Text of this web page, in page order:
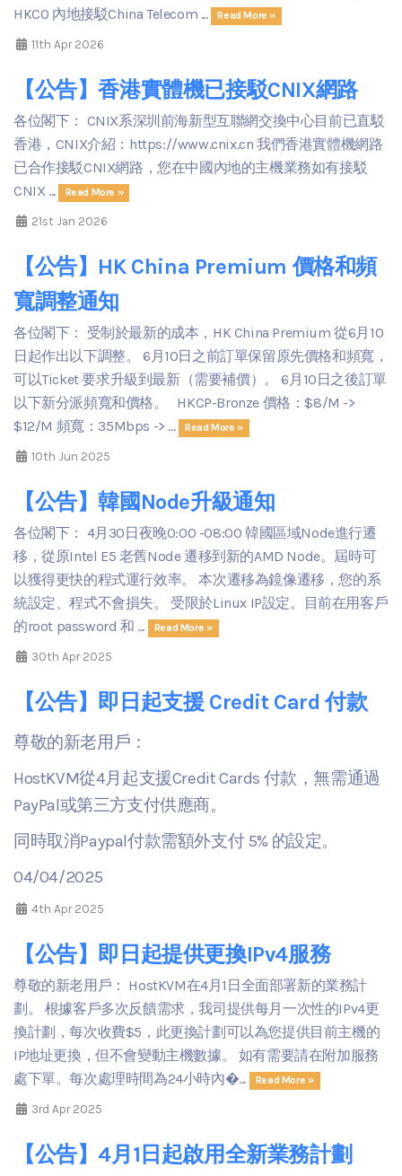
HKCO 內地接駁China Telecom ...
Read More »
11th Apr 2026
【公告】香港實體機已接駁CNIX網路
各位閣下： CNIX系深圳前海新型互聯網交換中心目前已直駁
香港，CNIX介紹：https://www.cnix.cn 我們香港實體機網路
已合作接駁CNIX網路，您在中國內地的主機業務如有接駁
CNIX ...
Read More »
21st Jan 2026
【公告】HK China Premium 價格和頻
寬調整通知
各位閣下： 受制於最新的成本，HK China Premium 從6月10
日起作出以下調整。 6月10日之前訂單保留原先價格和頻寬，
可以Ticket 要求升級到最新（需要補價）。 6月10日之後訂單
以下新分派頻寬和價格。 HKCP-Bronze 價格：$8/M ->
$12/M 頻寬：35Mbps -> ...
Read More »
10th Jun 2025
【公告】韓國Node升級通知
各位閣下： 4月30日夜晚0:00 -08:00 韓國區域Node進行遷
移，從原Intel E5 老舊Node 遷移到新的AMD Node。屆時可
以獲得更快的程式運行效率。 本次遷移為鏡像遷移，您的系
統設定、程式不會損失。 受限於Linux IP設定。目前在用客戶
的root password 和 ...
Read More »
30th Apr 2025
【公告】即日起支援 Credit Card 付款
尊敬的新老用戶：
HostKVM從4月起支援Credit Cards 付款，無需通過
PayPal或第三方支付供應商。
同時取消Paypal付款需額外支付 5% 的設定。
04/04/2025
4th Apr 2025
【公告】即日起提供更換IPv4服務
尊敬的新老用戶： HostKVM在4月1日全面部署新的業務計
劃。 根據客戶多次反饋需求，我司提供每月一次性的IPv4更
換計劃，每次收費$5，此更換計劃可以為您提供目前主機的
IP地址更換，但不會變動主機數據。 如有需要請在附加服務
處下單。每次處理時間為24小時內�...
Read More »
3rd Apr 2025
【公告】4月1日起啟用全新業務計劃